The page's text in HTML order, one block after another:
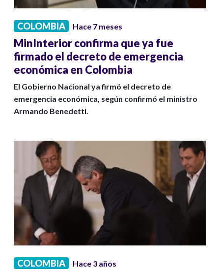
COLOMBIA Hace 7 meses
MinInterior confirma que ya fue
firmado el decreto de emergencia
económica en Colombia
El Gobierno Nacional ya firmó el decreto de
emergencia económica, según confirmó el ministro
Armando Benedetti.
COLOMBIA Hace 3 años